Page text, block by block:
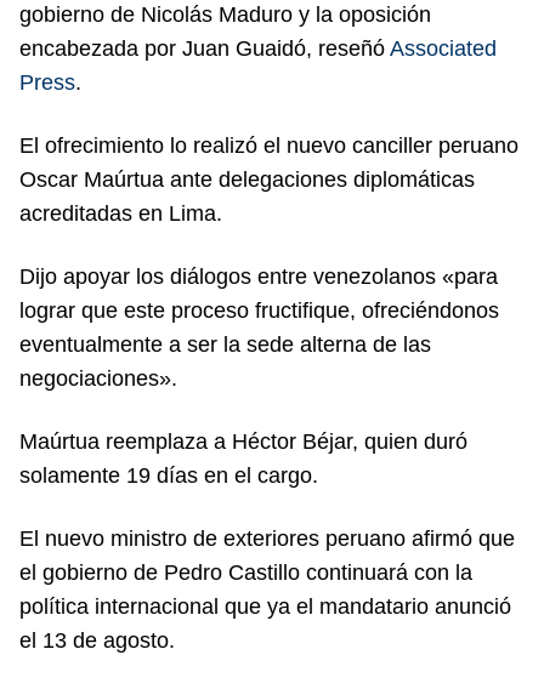
gobierno de Nicolás Maduro y la oposición
encabezada por Juan Guaidó, reseñó Associated
Press.
El ofrecimiento lo realizó el nuevo canciller peruano
Oscar Maúrtua ante delegaciones diplomáticas
acreditadas en Lima.
Dijo apoyar los diálogos entre venezolanos «para
lograr que este proceso fructifique, ofreciéndonos
eventualmente a ser la sede alterna de las
negociaciones».
Maúrtua reemplaza a Héctor Béjar, quien duró
solamente 19 días en el cargo.
El nuevo ministro de exteriores peruano afirmó que
el gobierno de Pedro Castillo continuará con la
política internacional que ya el mandatario anunció
el 13 de agosto.